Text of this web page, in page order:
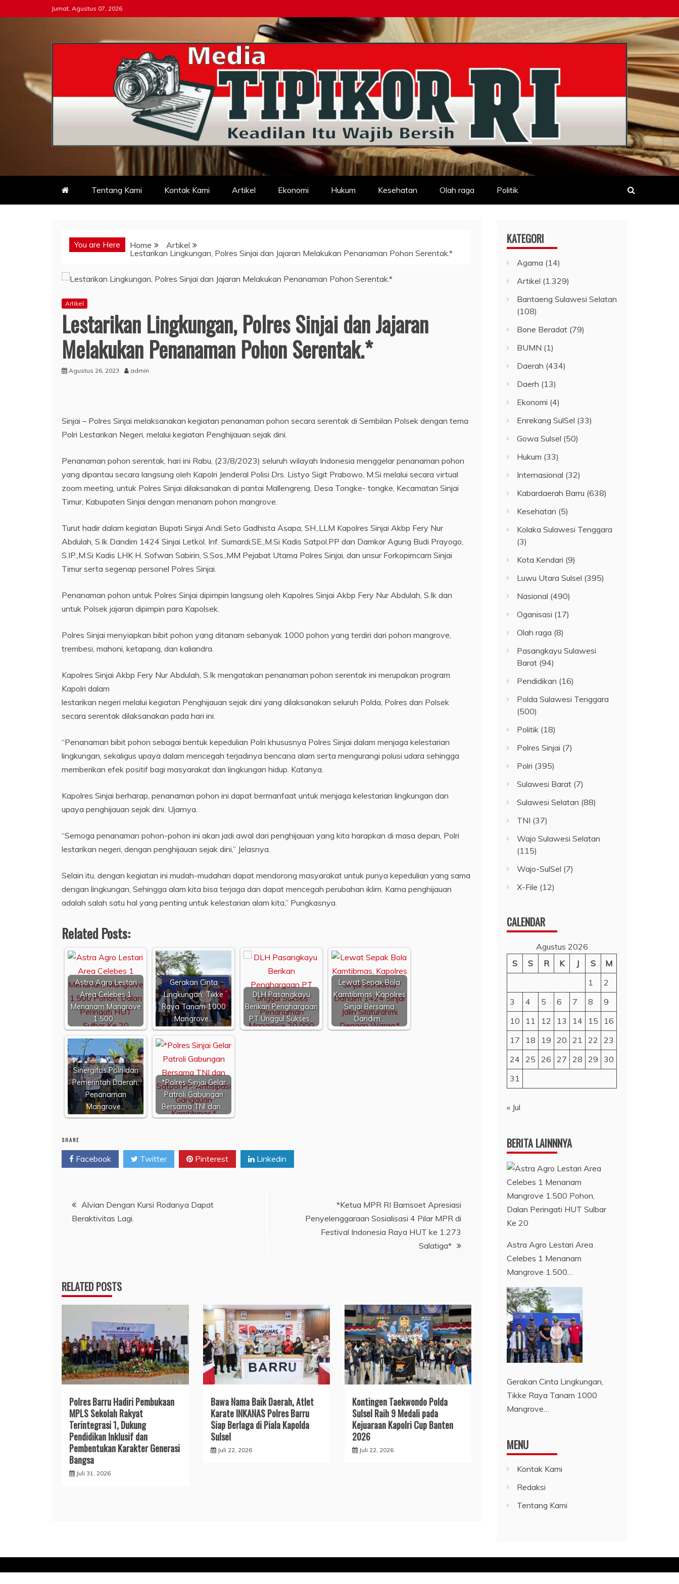
to
Jumat, Agustus 07, 2026
Tipikor-ri-online.my.id
Keadilan Itu Wajib Bersih
Tentang Kami Kontak Kami Artikel Ekonomi Hukum Kesehatan Olah raga Politik
You are Here Home
Artikel
Lestarikan Lingkungan, Polres Sinjai dan Jajaran Melakukan Penanaman Pohon Serentak.*
Artikel
Lestarikan Lingkungan, Polres Sinjai dan Jajaran
Melakukan Penanaman Pohon Serentak.*
Agustus 26, 2023 admin
Sinjai – Polres Sinjai melaksanakan kegiatan penanaman pohon secara serentak di Sembilan Polsek dengan tema
Polri Lestarikan Negeri, melalui kegiatan Penghijauan sejak dini.
Penanaman pohon serentak, hari ini Rabu, (23/8/2023) seluruh wilayah Indonesia menggelar penanaman pohon
yang dipantau secara langsung oleh Kapolri Jenderal Polisi Drs. Listyo Sigit Prabowo, M.Si melalui secara virtual
zoom meeting, untuk Polres Sinjai dilaksanakan di pantai Mallengreng, Desa Tongke- tongke, Kecamatan Sinjai
Timur, Kabupaten Sinjai dengan menanam pohon mangrove.
Turut hadir dalam kegiatan Bupati Sinjai Andi Seto Gadhista Asapa, SH.,LLM Kapolres Sinjai Akbp Fery Nur
Abdulah, S.Ik Dandim 1424 Sinjai Letkol. Inf. Sumardi,SE.,M.Si Kadis Satpol.PP dan Damkar Agung Budi Prayogo,
S.IP.,M.Si Kadis LHK H. Sofwan Sabirin, S.Sos.,MM Pejabat Utama Polres Sinjai, dan unsur Forkopimcam Sinjai
Timur serta segenap personel Polres Sinjai.
Penanaman pohon untuk Polres Sinjai dipimpin langsung oleh Kapolres Sinjai Akbp Fery Nur Abdulah, S.Ik dan
untuk Polsek jajaran dipimpin para Kapolsek.
Polres Sinjai menyiapkan bibit pohon yang ditanam sebanyak 1000 pohon yang terdiri dari pohon mangrove,
trembesi, mahoni, ketapang, dan kaliandra.
Kapolres Sinjai Akbp Fery Nur Abdulah, S.Ik mengatakan penanaman pohon serentak ini merupakan program
Kapolri dalam
lestarikan negeri melalui kegiatan Penghijauan sejak dini yang dilaksanakan seluruh Polda, Polres dan Polsek
secara serentak dilaksanakan pada hari ini.
“Penanaman bibit pohon sebagai bentuk kepedulian Polri khususnya Polres Sinjai dalam menjaga kelestarian
lingkungan, sekaligus upaya dalam mencegah terjadinya bencana alam serta mengurangi polusi udara sehingga
memberikan efek positif bagi masyarakat dan lingkungan hidup. Katanya.
Kapolres Sinjai berharap, penanaman pohon ini dapat bermanfaat untuk menjaga kelestarian lingkungan dan
upaya penghijauan sejak dini. Ujarnya.
“Semoga penanaman pohon-pohon ini akan jadi awal dari penghijauan yang kita harapkan di masa depan, Polri
lestarikan negeri, dengan penghijauan sejak dini,” Jelasnya.
Selain itu, dengan kegiatan ini mudah-mudahan dapat mendorong masyarakat untuk punya kepedulian yang sama
dengan lingkungan, Sehingga alam kita bisa terjaga dan dapat mencegah perubahan iklim. Karna penghijauan
adalah salah satu hal yang penting untuk kelestarian alam kita,” Pungkasnya.
Related Posts:
Astra Agro Lestari
Area Celebes 1
Menanam Mangrove
1.500…
Gerakan Cinta
Lingkungan, Tikke
Raya Tanam 1000
Mangrove…
DLH Pasangkayu
Berikan Penghargaan
PT Unggul Sukses…
Lewat Sepak Bola
Kamtibmas, Kapolres
Sinjai Bersama
Dandim…
Sinergitas Polri dan
Pemerintah Daerah,
Penanaman
Mangrove…
*Polres Sinjai Gelar
Patroli Gabungan
Bersama TNI dan…
SHARE
Facebook Twitter Pinterest Linkedin
Navigasi
pos
Alvian Dengan Kursi Rodanya Dapat
Beraktivitas Lagi.
*Ketua MPR RI Bamsoet Apresiasi
Penyelenggaraan Sosialisasi 4 Pilar MPR di
Festival Indonesia Raya HUT ke 1.273
Salatiga*
RELATED POSTS
Polres Barru Hadiri Pembukaan
MPLS Sekolah Rakyat
Terintegrasi 1, Dukung
Pendidikan Inklusif dan
Pembentukan Karakter Generasi
Bangsa
Juli 31, 2026
​Bawa Nama Baik Daerah, Atlet
Karate INKANAS Polres Barru
Siap Berlaga di Piala Kapolda
Sulsel
Juli 22, 2026
Kontingen Taekwondo Polda
Sulsel Raih 9 Medali pada
Kejuaraan Kapolri Cup Banten
2026
Juli 22, 2026
KATEGORI
Agama (14)
Artikel (1.329)
Bantaeng Sulawesi Selatan
(108)
Bone Beradat (79)
BUMN (1)
Daerah (434)
Daerh (13)
Ekonomi (4)
Enrekang SulSel (33)
Gowa Sulsel (50)
Hukum (33)
Internasional (32)
Kabardaerah Barru (638)
Kesehatan (5)
Kolaka Sulawesi Tenggara
(3)
Kota Kendari (9)
Luwu Utara Sulsel (395)
Nasional (490)
Oganisasi (17)
Olah raga (8)
Pasangkayu Sulawesi
Barat (94)
Pendidikan (16)
Polda Sulawesi Tenggara
(500)
Politik (18)
Polres Sinjai (7)
Polri (395)
Sulawesi Barat (7)
Sulawesi Selatan (88)
TNI (37)
Wajo Sulawesi Selatan
(115)
Wajo-SulSel (7)
X-File (12)
CALENDAR
Agustus 2026
S
S R K J S
M
1
2
3
4 5 6 7 8
9
10
11 12 13 14 15
16
17
18 19 20 21 22
23
24
25 26 27 28 29
30
31
« Jul
BERITA LAINNNYA
Astra Agro Lestari Area
Celebes 1 Menanam
Mangrove 1.500…
Gerakan Cinta Lingkungan,
Tikke Raya Tanam 1000
Mangrove…
MENU
Kontak Kami
Redaksi
Tentang Kami